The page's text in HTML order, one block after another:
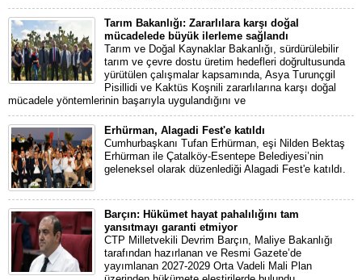
Tarım Bakanlığı: Zararlılara karşı doğal
mücadelede büyük ilerleme sağlandı
Tarım ve Doğal Kaynaklar Bakanlığı, sürdürülebilir
tarım ve çevre dostu üretim hedefleri doğrultusunda
yürütülen çalışmalar kapsamında, Asya Turunçgil
Pisillidi ve Kaktüs Koşnili zararlılarına karşı doğal
mücadele yöntemlerinin başarıyla uygulandığını ve
Erhürman, Alagadi Fest'e katıldı
Cumhurbaşkanı Tufan Erhürman, eşi Nilden Bektaş
Erhürman ile Çatalköy-Esentepe Belediyesi’nin
geleneksel olarak düzenlediği Alagadi Fest'e katıldı.
Barçın: Hükümet hayat pahalılığını tam
yansıtmayı garanti etmiyor
CTP Milletvekili Devrim Barçın, Maliye Bakanlığı
tarafından hazırlanan ve Resmi Gazete’de
yayımlanan 2027-2029 Orta Vadeli Mali Plan